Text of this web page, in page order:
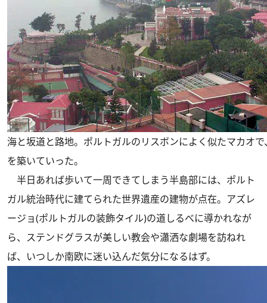
海と坂道と路地。ポルトガルのリスボンによく似たマカオ
を築いていった。
半日あれば歩いて一周できてしまう半島部には、ポルト
ガル統治時代に建てられた世界遺産の建物が点在。アズレ
ージョ(ポルトガルの装飾タイル)の道しるべに導かれなが
ら、ステンドグラスが美しい教会や瀟洒な劇場を訪ねれ
ば、いつしか南欧に迷い込んだ気分になるはず。